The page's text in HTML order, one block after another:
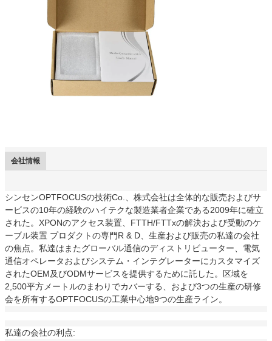
会社情報
シンセンOPTFOCUSの技術Co.、株式会社は全体的な販売およびサ
ービスの10年の経験のハイテクな製造業者企業である2009年に確立
された。XPONのアクセス装置、FTTH/FTTxの解決および受動のケ
ーブル装置 プロダクトの専門R & D、生産および販売の私達の会社
の焦点。私達はまたグローバル通信のディストリビューター、電気
通信オペレータおよびシステム・インテグレーターにカスタマイズ
されたOEM及びODMサービスを提供するために託した。区域を
2,500平方メートルのまわりでカバーする、および3つの生産の研修
会を所有するOPTFOCUSの工業中心地9つの生産ライン。
私達の会社の利点: